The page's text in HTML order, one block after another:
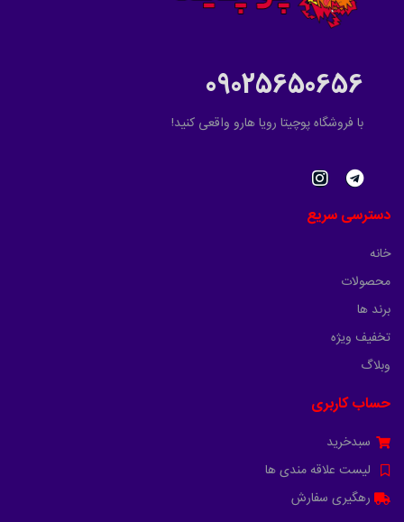
09025650656
با فروشگاه پوچیتا رویا هارو واقعی کنید!
دسترسی سریع
خانه
محصولات
برند ها
تخفیف ویژه
وبلاگ
حساب کاربری
سبدخرید
لیست علاقه مندی ها
رهگیری سفارش